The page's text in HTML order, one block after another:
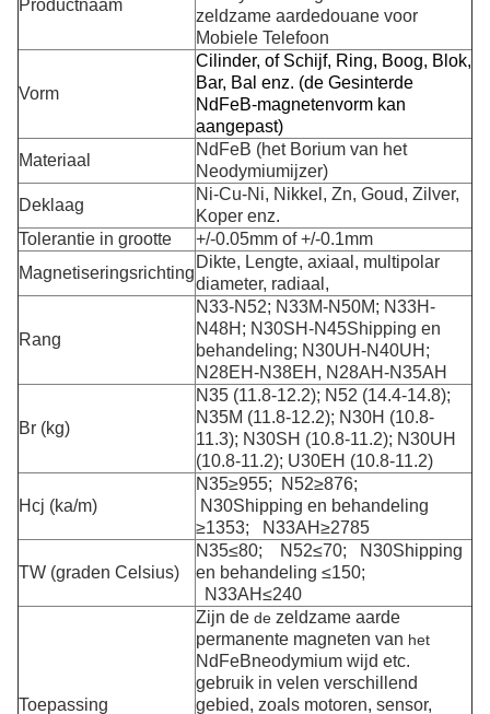
Productnaam
zeldzame aardedouane voor
Mobiele Telefoon
Vorm
Cilinder, of Schijf, Ring, Boog, Blok,
Bar, Bal enz. (de Gesinterde
NdFeB-magnetenvorm kan
aangepast)
Materiaal
NdFeB (het Borium van het
Neodymiumijzer)
Deklaag
Ni-Cu-Ni, Nikkel, Zn, Goud, Zilver,
Koper enz.
Tolerantie in grootte
+/-0.05mm of +/-0.1mm
Magnetiseringsrichting
Dikte, Lengte, axiaal, multipolar
diameter, radiaal,
Rang
N33-N52; N33M-N50M; N33H-
N48H; N30SH-N45Shipping en
behandeling; N30UH-N40UH;
N28EH-N38EH, N28AH-N35AH
Br (kg)
N35 (11.8-12.2); N52 (14.4-14.8);
N35M (11.8-12.2); N30H (10.8-
11.3); N30SH (10.8-11.2); N30UH
(10.8-11.2); U30EH (10.8-11.2)
Hcj (ka/m)
N35≥955; N52≥876;
N30Shipping en behandeling
≥1353; N33AH≥2785
TW (graden Celsius)
N35≤80; N52≤70; N30Shipping
en behandeling ≤150;
N33AH≤240
Toepassing
Zijn de de zeldzame aarde
permanente magneten van het
NdFeBneodymium wijd etc.
gebruik in velen verschillend
gebied, zoals motoren, sensor,